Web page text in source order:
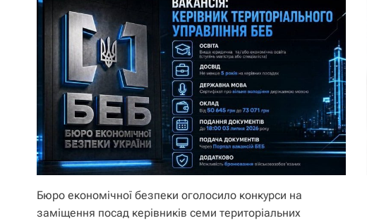
Бюро економічної безпеки оголосило конкурси на
заміщення посад керівників семи територіальних